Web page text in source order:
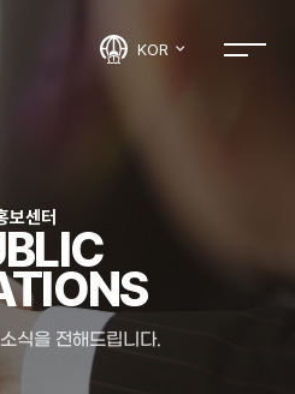
KOR
보센터
식을 전해드립니다.